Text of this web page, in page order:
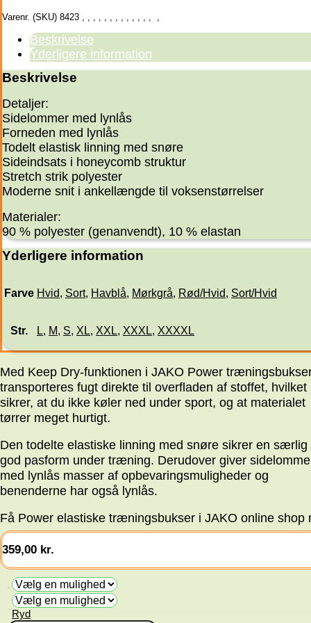
Varenr. (SKU) 8423 , , , , , , , , , , , , , ,
Beskrivelse
Yderligere information
Beskrivelse
Detaljer:
Sidelommer med lynlås
Forneden med lynlås
Todelt elastisk linning med snøre
Sideindsats i honeycomb struktur
Stretch strik polyester
Moderne snit i ankellængde til voksenstørrelser
Materialer:
90 % polyester (genanvendt), 10 % elastan
Yderligere information
Farve Hvid, Sort, Havblå, Mørkgrå, Rød/Hvid, Sort/Hvid
Str. L, M, S, XL, XXL, XXXL, XXXXL
Med Keep Dry-funktionen i JAKO Power
transporteres fugt direkte til overfladen af stoffet, hvilket
sikrer, at du ikke køler ned under sport, og at materialet
tørrer meget hurtigt.
Den todelte elastiske linning med snøre sikrer en særlig
god pasform under træning. Derudover giver
med lynlås masser af opbevaringsmuligheder og
benenderne har også lynlås.
Få Power elastiske træningsbukser i JAKO online shop
359,00 kr.
Ryd